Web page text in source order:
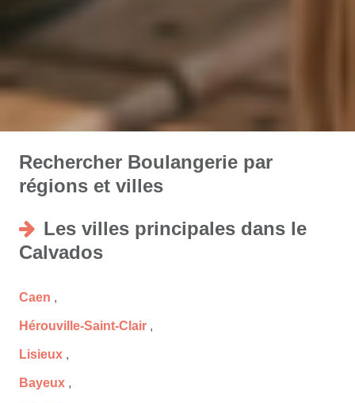
Rechercher Boulangerie par
régions et villes
Les villes principales dans le
Calvados
Caen ,
Hérouville-Saint-Clair ,
Lisieux ,
Bayeux ,